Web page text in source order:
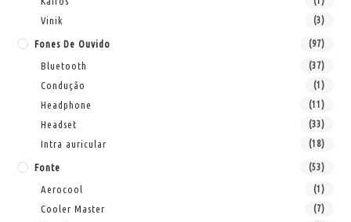
Vinik (3)
Fones De Ouvido (97)
Bluetooth (37)
Condução (1)
Headphone (11)
Headset (33)
Intra auricular (18)
Fonte (53)
Aerocool (1)
Cooler Master (7)